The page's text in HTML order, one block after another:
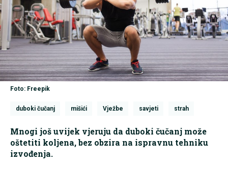
Foto: Freepik
duboki čučanj mišići Vježbe savjeti strah
Mnogi još uvijek vjeruju da duboki čučanj može
oštetiti koljena, bez obzira na ispravnu tehniku
izvođenja.